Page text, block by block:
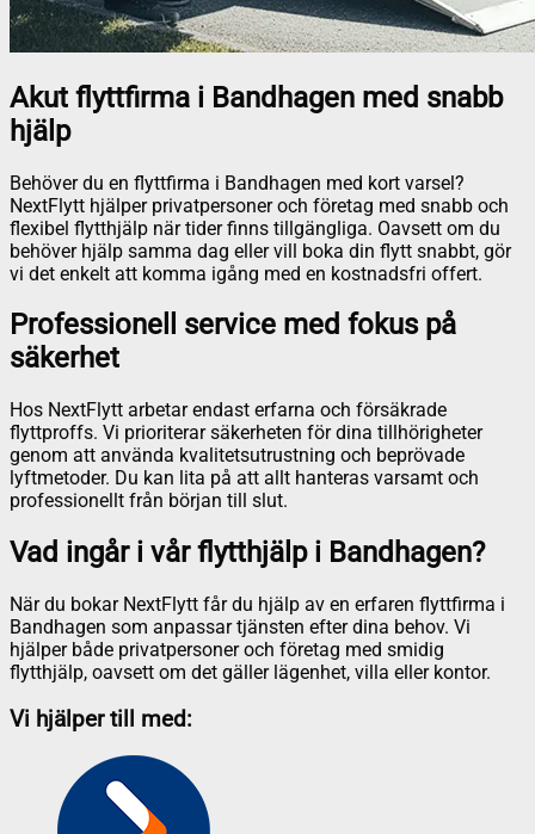
Akut flyttfirma i Bandhagen med snabb
hjälp
Behöver du en flyttfirma i Bandhagen med kort varsel?
NextFlytt hjälper privatpersoner och företag med snabb och
flexibel flytthjälp när tider finns tillgängliga. Oavsett om du
behöver hjälp samma dag eller vill boka din flytt snabbt, gör
vi det enkelt att komma igång med en kostnadsfri offert.
Professionell service med fokus på
säkerhet
Hos NextFlytt arbetar endast erfarna och försäkrade
flyttproffs. Vi prioriterar säkerheten för dina tillhörigheter
genom att använda kvalitetsutrustning och beprövade
lyftmetoder. Du kan lita på att allt hanteras varsamt och
professionellt från början till slut.
Vad ingår i vår flytthjälp i Bandhagen?
När du bokar NextFlytt får du hjälp av en erfaren flyttfirma i
Bandhagen som anpassar tjänsten efter dina behov. Vi
hjälper både privatpersoner och företag med smidig
flytthjälp, oavsett om det gäller lägenhet, villa eller kontor.
Vi hjälper till med: